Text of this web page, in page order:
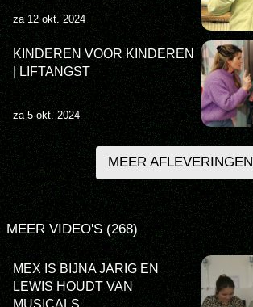
za 12 okt. 2024
KINDEREN VOOR KINDEREN
| LIFTANGST
za 5 okt. 2024
MEER AFLEVERINGEN
MEER VIDEO'S (268)
MEX IS BIJNA JARIG EN
LEWIS HOUDT VAN
MUSICALS